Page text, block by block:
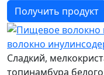
Получить продукт
волокно
Сладкий,
топинамбура